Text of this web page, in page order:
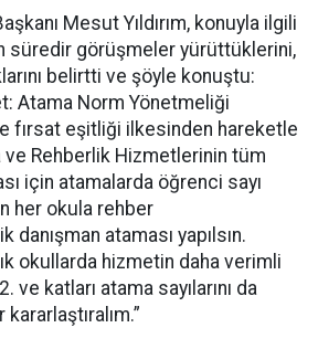
Mesut Yıldırım, konuyla ilgili
süredir görüşmeler yürüttüklerini,
belirtti ve şöyle konuştu:
Atama Norm Yönetmeliği
fırsat eşitliği ilkesinden hareketle
ve Rehberlik Hizmetlerinin tüm
için atamalarda öğrenci sayı
her okula rehber
ataması yapılsın.
okullarda hizmetin daha verimli
katları atama sayılarını da